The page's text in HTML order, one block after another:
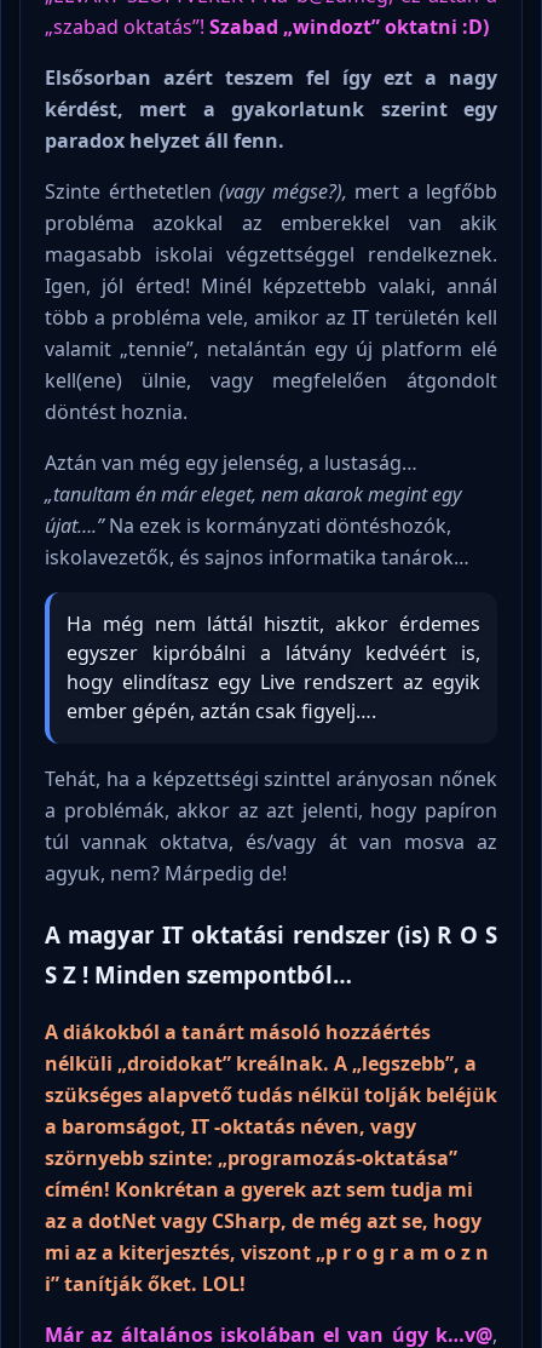
„szabad oktatás”! Szabad „windozt” oktatni :D)
Elsősorban azért teszem fel így ezt a nagy
kérdést, mert a gyakorlatunk szerint egy
paradox helyzet áll fenn.
Szinte érthetetlen (vagy mégse?), mert a legfőbb
probléma azokkal az emberekkel van akik
magasabb iskolai végzettséggel rendelkeznek.
Igen, jól érted! Minél képzettebb valaki, annál
több a probléma vele, amikor az IT területén kell
valamit „tennie”, netalántán egy új platform elé
kell(ene) ülnie, vagy megfelelően átgondolt
döntést hoznia.
Aztán van még egy jelenség, a lustaság…
„tanultam én már eleget, nem akarok megint egy
újat….”Na ezek is kormányzati döntéshozók,
iskolavezetők, és sajnos informatika tanárok…
Ha még nem láttál hisztit, akkor érdemes
egyszer kipróbálni a látvány kedvéért is,
hogy elindítasz egy Live rendszert az egyik
ember gépén, aztán csak figyelj….
Tehát, ha a képzettségi szinttel arányosan nőnek
a problémák, akkor az azt jelenti, hogy papíron
túl vannak oktatva, és/vagy át van mosva az
agyuk, nem? Márpedig de!
A magyar IT oktatási rendszer (is) R O S
S Z ! Minden szempontból…
A diákokból a tanárt másoló hozzáértés
nélküli „droidokat” kreálnak. A „legszebb”, a
szükséges alapvető tudás nélkül tolják beléjük
a baromságot, IT -oktatás néven, vagy
szörnyebb szinte: „programozás-oktatása”
címén! Konkrétan a gyerek azt sem tudja mi
az a dotNet vagy CSharp, de még azt se, hogy
mi az a kiterjesztés, viszont „p r o g r a m o z n
i” tanítják őket. LOL!
Már az általános iskolában el van úgy k…v@,